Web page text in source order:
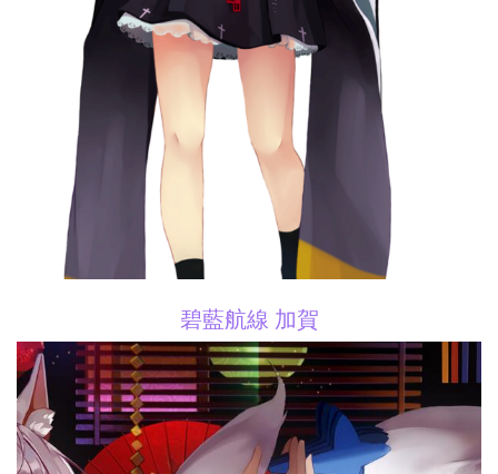
碧藍航線 加賀